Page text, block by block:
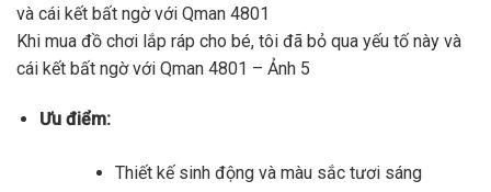
Khi mua đồ chơi lắp ráp cho bé, tôi đã bỏ qua yếu tố này và
cái kết bất ngờ với Qman 4801 – Ảnh 5
Ưu điểm:
Thiết kế sinh động và màu sắc tươi sáng